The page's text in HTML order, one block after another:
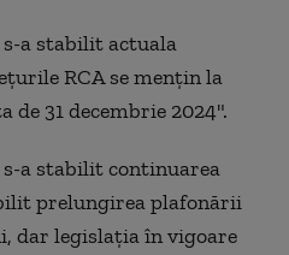
s-a stabilit actuala
RCA se mențin la
de 31 decembrie 2024".
s-a stabilit continuarea
prelungirea plafonării
dar legislația în vigoare